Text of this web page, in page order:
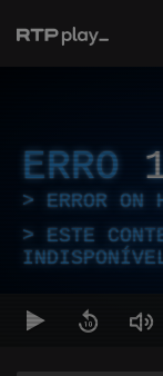
ERRO
ERROR ON
ESTE